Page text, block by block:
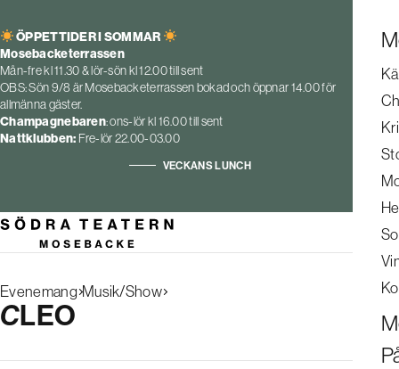
ÖPPETTIDER I SOMMAR
Mosebacketerrassen
Mån-fre kl 11.30 & lör-sön kl 12.00 till sent
OBS: Sön 9/8 är Mosebacketerrassen bokad och öppnar 14.00 för
allmänna gäster.
Champagnebaren: ons-lör kl 16.00 till sent
Nattklubben: Fre-lör 22.00-03.00
VECKANS LUNCH
Search
results
Evenemang Musik/Show
CLEO